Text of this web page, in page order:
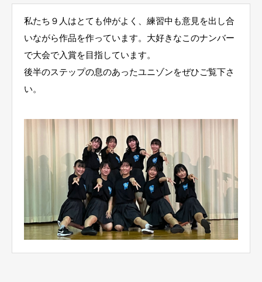
私たち９人はとても仲がよく、練習中も意見を出し合
いながら作品を作っています。大好きなこのナンバー
で大会で入賞を目指しています。
後半のステップの息のあったユニゾンをぜひご覧下さ
い。